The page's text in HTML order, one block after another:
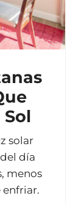
solar
día
menos
enfriar.